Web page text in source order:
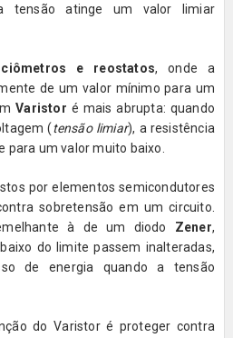
tensão atinge um valor limiar
e reostatos, onde a
de um valor mínimo para um
Varistor é mais abrupta: quando
(tensão limiar), a resistência
um valor muito baixo.
por elementos semicondutores
sobretensão em um circuito.
à de um diodo Zener,
do limite passem inalteradas,
de energia quando a tensão
do Varistor é proteger contra